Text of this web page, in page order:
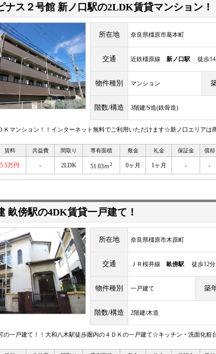
ナス２号館 新ノ口駅の2LDK賃貸マンション！
所在地 奈良県橿原市葛本町
交通 近鉄橿原線 新ノ口駅 徒歩14
物件種別 マンション
階数/構造 3階建/S造(鉄骨造)
Ｋマンション！！インターネット無料でご利用いただけます☆新ノ口エリアは
賃料 共益費 間取り 専有面積 敷金 礼金 保証金 償却
5.5万円 - 2LDK 51.03ｍ2 0ヶ月 1ヶ月 - -
畝傍駅の4DK賃貸一戸建て！
所在地 奈良県橿原市木原町
交通 ＪＲ桜井線 畝傍駅 徒歩12分
物件種別 一戸建て 築
階数/構造 2階建/木造
の一戸建て！！大和八木駅徒歩圏内の４ＤＫの一戸建て☆キッチン・洗面化粧